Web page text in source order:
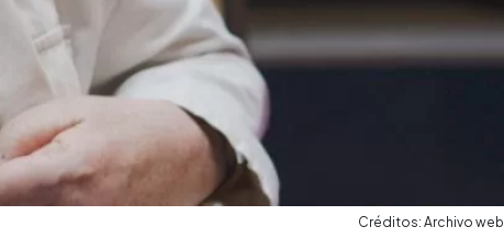
Créditos: Archivo web